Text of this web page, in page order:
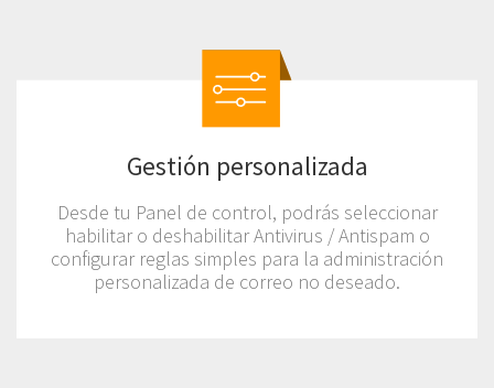
Gestión personalizada
Desde tu Panel de control, podrás seleccionar
habilitar o deshabilitar Antivirus / Antispam o
configurar reglas simples para la administración
personalizada de correo no deseado.